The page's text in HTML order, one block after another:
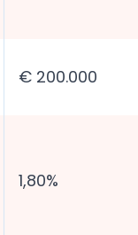
€ 200.000
1,80%